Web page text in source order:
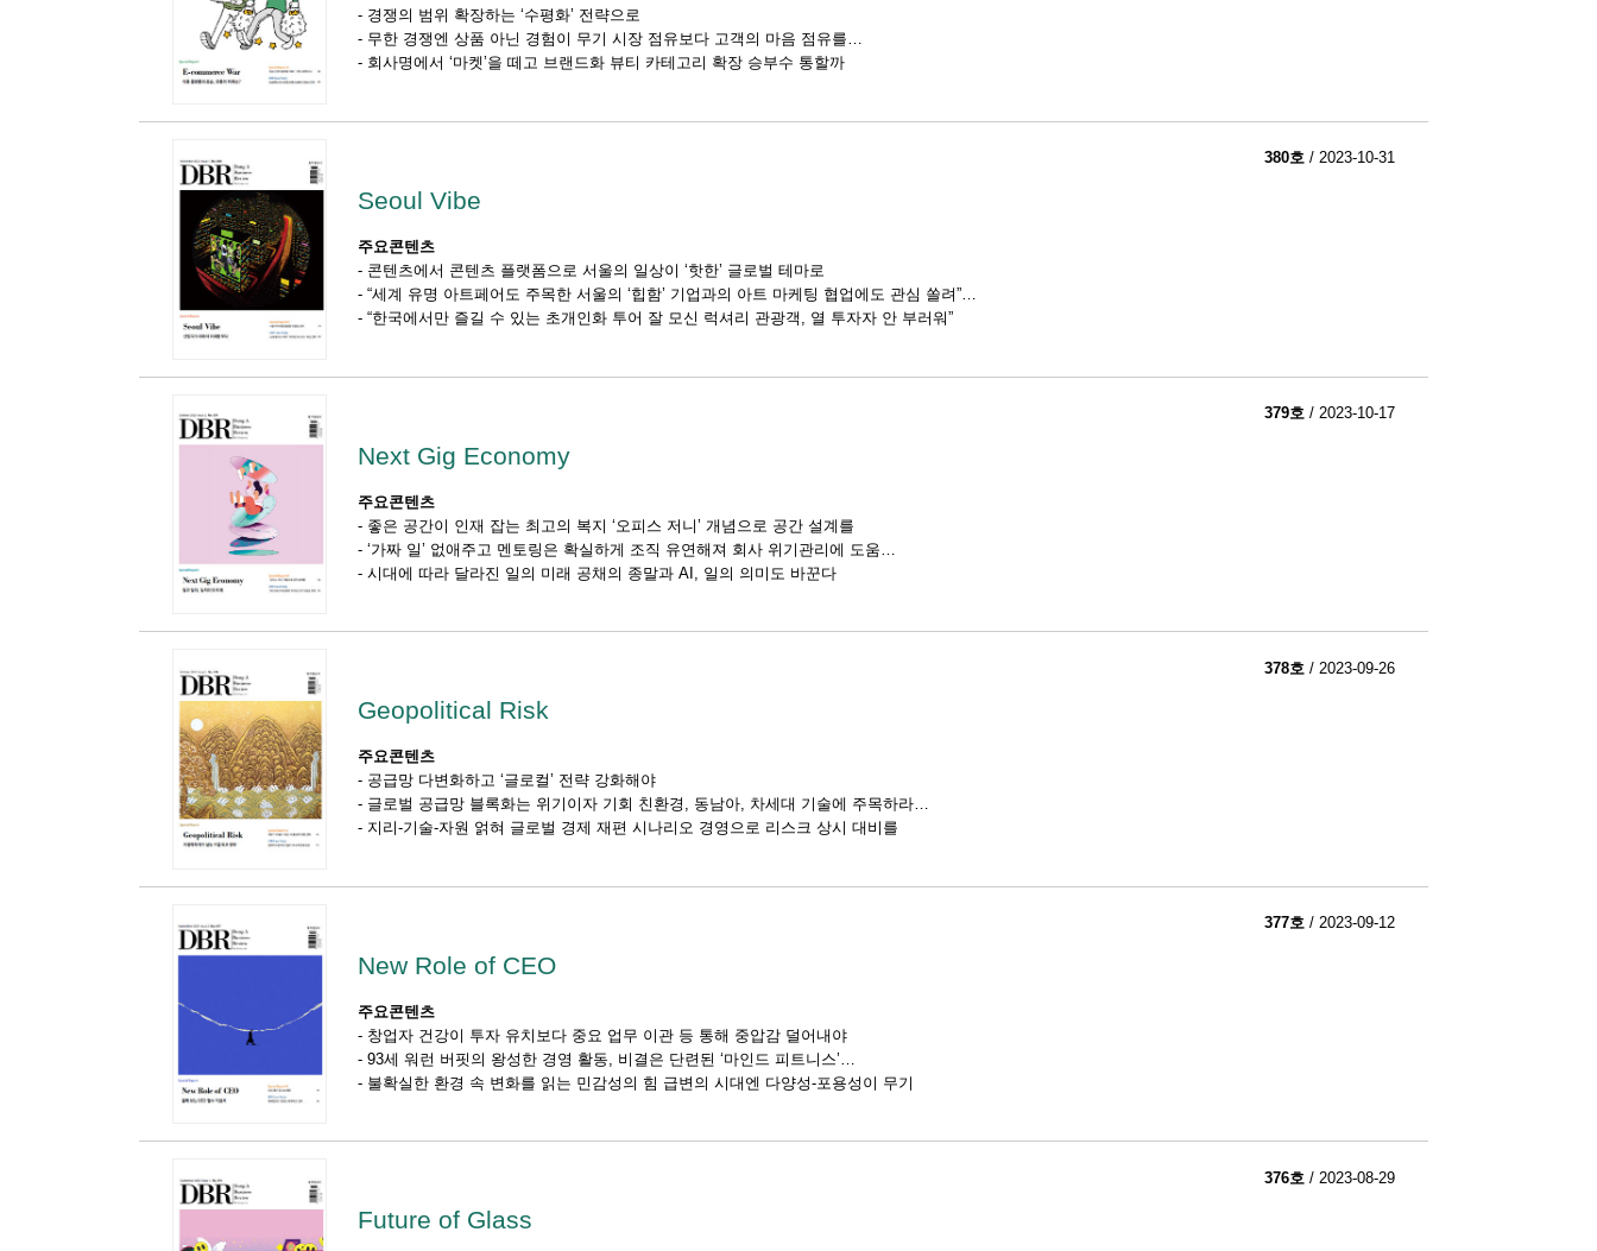
- 경쟁의 범위 확장하는 ‘수평화’ 전략으로
- 무한 경쟁엔 상품 아닌 경험이 무기 시장 점유보다 고객의 마음 점유를
- 회사명에서 ‘마켓’을 떼고 브랜드화 뷰티 카테고리 확장 승부수 통할까
380호 / 2023-10-31
Seoul Vibe
주요콘텐츠
- 콘텐츠에서 콘텐츠 플랫폼으로 서울의 일상이 ‘핫한’ 글로벌 테마로
- “세계 유명 아트페어도 주목한 서울의 ‘힙함’ 기업과의 아트 마케팅 협업에도 관심 쏠려”
- “한국에서만 즐길 수 있는 초개인화 투어 잘 모신 럭셔리 관광객, 열 투자자 안 부러워”
379호 / 2023-10-17
Next Gig Economy
주요콘텐츠
- 좋은 공간이 인재 잡는 최고의 복지 ‘오피스 저니’ 개념으로 공간 설계를
- ‘가짜 일’ 없애주고 멘토링은 확실하게 조직 유연해져 회사 위기관리에 도움
- 시대에 따라 달라진 일의 미래 공채의 종말과 AI, 일의 의미도 바꾼다
378호 / 2023-09-26
Geopolitical Risk
주요콘텐츠
- 공급망 다변화하고 ‘글로컬’ 전략 강화해야
- 글로벌 공급망 블록화는 위기이자 기회 친환경, 동남아, 차세대 기술에 주목하라
- 지리-기술-자원 얽혀 글로벌 경제 재편 시나리오 경영으로 리스크 상시 대비를
377호 / 2023-09-12
New Role of CEO
주요콘텐츠
- 창업자 건강이 투자 유치보다 중요 업무 이관 등 통해 중압감 덜어내야
- 93세 워런 버핏의 왕성한 경영 활동, 비결은 단련된 ‘마인드 피트니스’
- 불확실한 환경 속 변화를 읽는 민감성의 힘 급변의 시대엔 다양성-포용성이 무기
376호 / 2023-08-29
Future of Glass